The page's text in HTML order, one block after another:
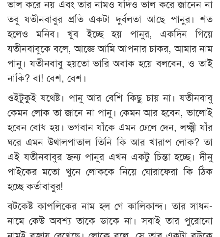
ভাল করে নয় এবং তার নামও যদিও ভাল করে জানেন না
তবু যতীনবাবুর প্রতি একটা দুর্বলতা আছে পানুর। শত
হলেও মনিব। খুব ইচ্ছে হয় পানুর, একদিন গিয়ে
যতীনবাবুকে বলে, আজ্ঞে আমি আপনার চাকর, আমার নাম
পানু। যতীনবাবু হয়তো ভারি অবাক হয়ে বলবেন, ও তাই
নাকি? বা! বেশ, বেশ।
ওইটুকুই যথেষ্ট। পানু আর বেশি কিছু চায় না। যতীনবাবু
কেমন লোক তা জানে না পানু। কেমন আর হবেন, ভালোই
হবেন বোধ হয়। ভগবান যাঁকে এমন ঢেলে দেন, লক্ষ্মী যাঁর
ঘরে এমন উথালপাতাল তিনি কি আর খারাপ লোক? তা
এই যতীনবাবুর জন্য পানুর এখন একটু চিন্তা হচ্ছে। দীনু
পাইকের মতো খুনে লোককে নিয়ে ঘোরাফেরা কি ঠিক
হচ্ছে কর্তাবাবুর!
বটকেষ্ট কাপলিকের নাম হল গে কালিকান্দ। তার সাধন-
নামে কেউ অবশ্য তাকে ডাকে না। সবাই তার পুরোনো